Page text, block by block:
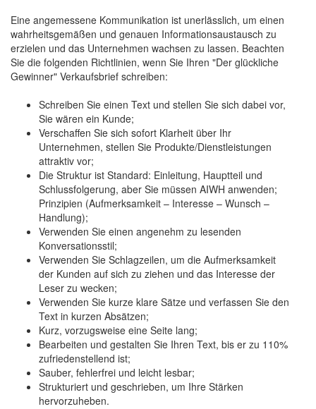
Eine angemessene Kommunikation ist unerlässlich, um einen
wahrheitsgemäßen und genauen Informationsaustausch zu
erzielen und das Unternehmen wachsen zu lassen. Beachten
Sie die folgenden Richtlinien, wenn Sie Ihren "Der glückliche
Gewinner" Verkaufsbrief schreiben:
Schreiben Sie einen Text und stellen Sie sich dabei vor,
Sie wären ein Kunde;
Verschaffen Sie sich sofort Klarheit über Ihr
Unternehmen, stellen Sie Produkte/Dienstleistungen
attraktiv vor;
Die Struktur ist Standard: Einleitung, Hauptteil und
Schlussfolgerung, aber Sie müssen AIWH anwenden;
Prinzipien (Aufmerksamkeit – Interesse – Wunsch –
Handlung);
Verwenden Sie einen angenehm zu lesenden
Konversationsstil;
Verwenden Sie Schlagzeilen, um die Aufmerksamkeit
der Kunden auf sich zu ziehen und das Interesse der
Leser zu wecken;
Verwenden Sie kurze klare Sätze und verfassen Sie den
Text in kurzen Absätzen;
Kurz, vorzugsweise eine Seite lang;
Bearbeiten und gestalten Sie Ihren Text, bis er zu 110%
zufriedenstellend ist;
Sauber, fehlerfrei und leicht lesbar;
Strukturiert und geschrieben, um Ihre Stärken
hervorzuheben.